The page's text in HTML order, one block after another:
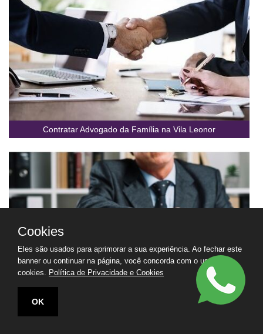
Contratar Advogado da Família na Vila Leonor
Cookies
Eles são usados para aprimorar a sua experiência. Ao fechar este
banner ou continuar na página, você concorda com o uso de
cookies. Política de Privacidade e Cookies
OK